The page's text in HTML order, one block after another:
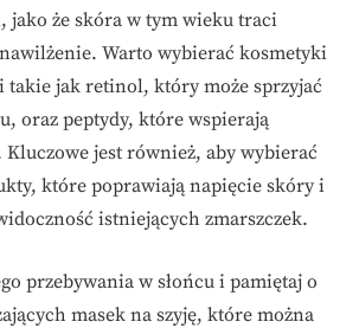
jako że skóra w tym wieku traci
Warto wybierać kosmetyki
takie jak retinol, który może sprzyjać
oraz peptydy, które wspierają
Kluczowe jest również, aby wybierać
które poprawiają napięcie skóry i
istniejących zmarszczek.
przebywania w słońcu i pamiętaj o
masek na szyję, które można